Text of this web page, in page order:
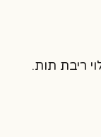
ריבת תות.